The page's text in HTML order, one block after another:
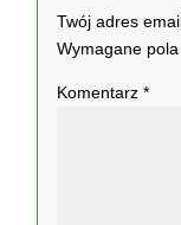
Twój adres
Wymagane
Komentarz*